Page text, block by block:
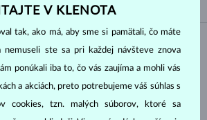
5/5
ŽLTÉ ZLATO
V KLENOTA
tak, ako má, aby sme si pamätali, čo máte
nemuseli ste sa pri každej návšteve znova
ponúkali iba to, čo vás zaujíma a mohli vás
a akciách, preto potrebujeme váš súhlas s
cookies, tzn. malých súborov, ktoré sa